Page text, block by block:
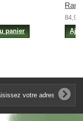
panier
84,95